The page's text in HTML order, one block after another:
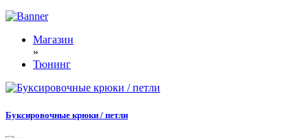
Магазин
»
Тюнинг
Буксировочные крюки / петли